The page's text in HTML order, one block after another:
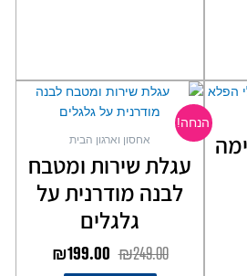
הנחה!
אחסון וארגון הבית
עגלת שירות ומטבח
לבנה מודרנית על
גלגלים
₪249.00
המחיר
המקורי
היה:
₪249.00.
₪199.00
המחיר